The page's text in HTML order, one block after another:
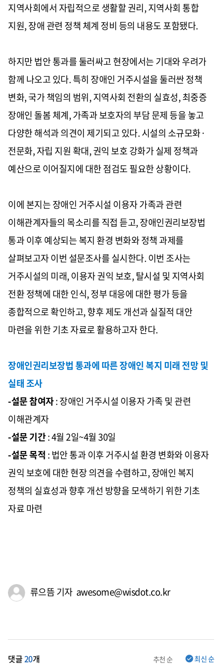
지역사회에서 자립적으로 생활할 권리, 지역사회 통합
지원, 장애 관련 정책 체계 정비 등의 내용도 포함됐다.
하지만 법안 통과를 둘러싸고 현장에서는 기대와 우려가
함께 나오고 있다. 특히 장애인 거주시설을 둘러싼 정책
변화, 국가 책임의 범위, 지역사회 전환의 실효성, 최중증
장애인 돌봄 체계, 가족과 보호자의 부담 문제 등을 놓고
다양한 해석과 의견이 제기되고 있다. 시설의 소규모화·
전문화, 자립 지원 확대, 권익 보호 강화가 실제 정책과
예산으로 이어질지에 대한 점검도 필요한 상황이다.
이에 본지는 장애인 거주시설 이용자 가족과 관련
이해관계자들의 목소리를 직접 듣고, 장애인권리보장법
통과 이후 예상되는 복지 환경 변화와 정책 과제를
살펴보고자 이번 설문조사를 실시한다. 이번 조사는
거주시설의 미래, 이용자 권익 보호, 탈시설 및 지역사회
전환 정책에 대한 인식, 정부 대응에 대한 평가 등을
종합적으로 확인하고, 향후 제도 개선과 실질적 대안
마련을 위한 기초 자료로 활용하고자 한다.
장애인권리보장법 통과에 따른 장애인 복지 미래 전망 및
실태 조사
-설문 참여자: 장애인 거주시설 이용자 가족 및 관련
이해관계자
-설문 기간: 4월 2일~4월 30일
-설문 목적 : 법안 통과 이후 거주시설 환경 변화와 이용자
권익 보호에 대한 현장 의견을 수렴하고, 장애인 복지
정책의 실효성과 향후 개선 방향을 모색하기 위한 기초
자료 마련
류으뜸 기자 awesome@wisdot.co.kr
댓글20개 추천 순 최신 순